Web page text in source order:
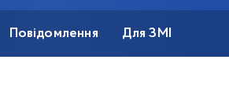
Повідомлення Для ЗМІ